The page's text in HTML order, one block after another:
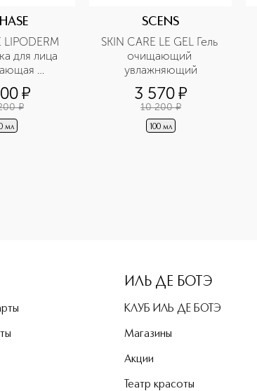
LIPODERM
для лица
¤
¤
мл
SCENS
SKIN CARE LE GEL Гель
очищающий
увлажняющий
3 570¤
10 200 ¤
100 мл
ИЛЬ ДЕ БОТЭ
КЛУБ ИЛЬ ДЕ БОТЭ
Магазины
Акции
Театр красоты